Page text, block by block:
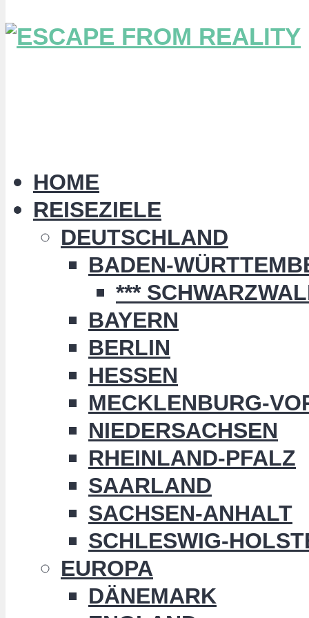
HOME
REISEZIELE
DEUTSCHLAND
BADEN-
***
BAYERN
BERLIN
HESSEN
MECKLENBURG-
NIEDERSACHSEN
RHEINLAND-PFALZ
SAARLAND
SACHSEN-ANHALT
SCHLESWIG-
EUROPA
DÄNEMARK